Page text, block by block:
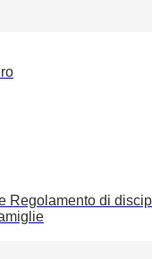
Regolamento di